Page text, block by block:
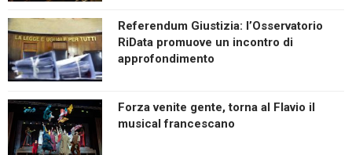
Referendum Giustizia: l’Osservatorio
RiData promuove un incontro di
approfondimento
Forza venite gente, torna al Flavio il
musical francescano